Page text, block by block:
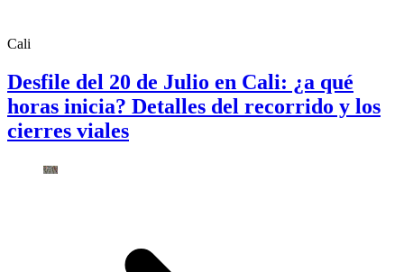
Cali
Desfile del 20 de Julio en Cali: ¿a qué
horas inicia? Detalles del recorrido y los
cierres viales